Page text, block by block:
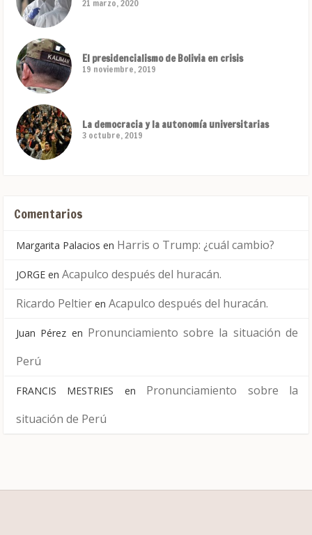
21 marzo, 2020
El presidencialismo de Bolivia en crisis
19 noviembre, 2019
La democracia y la autonomía universitarias
3 octubre, 2019
Comentarios
Margarita Palacios en Harris o Trump: ¿cuál cambio?
JORGE en Acapulco después del huracán.
Ricardo Peltier en Acapulco después del huracán.
Juan Pérez en Pronunciamiento sobre la situación de
Perú
FRANCIS MESTRIES en Pronunciamiento sobre la
situación de Perú